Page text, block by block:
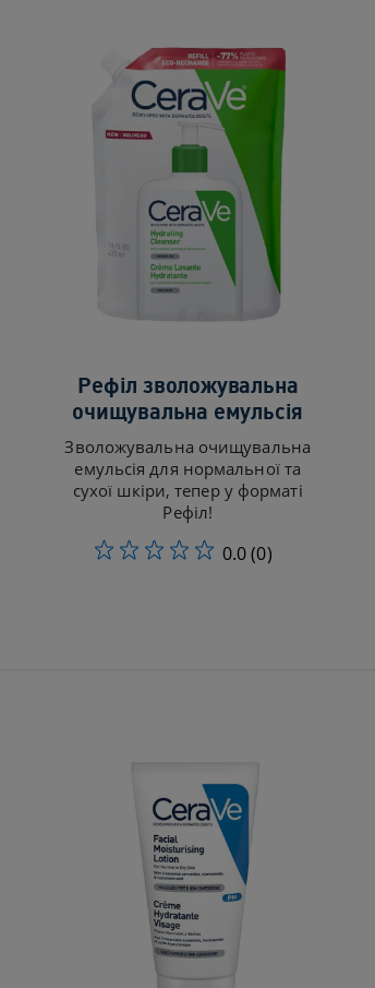
Рефіл зволожувальна
очищувальна емульсія
Зволожувальна очищувальна
емульсія для нормальної та
сухої шкіри, тепер у форматі
Рефіл!​
0.0(0)